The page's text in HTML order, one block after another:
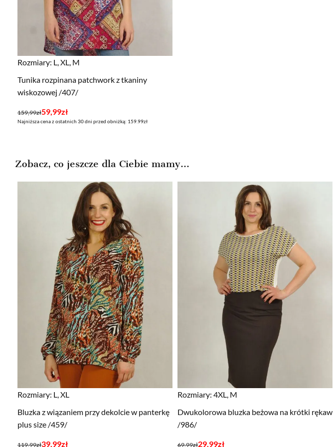
Rozmiary: L, XL, M
Tunika rozpinana patchwork z tkaniny
wiskozowej /407/
159,99zł
Pierwotna
cena
59,99zł
Aktualna
cena
Najniższa cena z ostatnich 30 dni przed obniżką: 159.99zł
Zobacz, co jeszcze dla Ciebie mamy...
Rozmiary: L, XL
Bluzka z wiązaniem przy dekolcie w panterkę
plus size /459/
119,99zł
Pierwotna
39,99zł
Aktualna
Rozmiary: 4XL, M
Dwukolorowa bluzka beżowa na krótki rękaw
/986/
69,99zł
Pierwotna
29,99zł
Aktualna